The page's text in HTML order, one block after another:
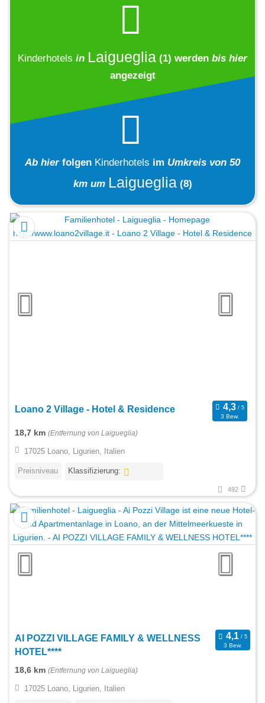
Kinderhotels in Laigueglia (1) werden bis hier
angezeigt
Ab hier folgen Kinderhotels im Umkreis von 50
km um Laigueglia (8)
Loano 2 Village - Hotel & Residence
3 Bew.
18,7 km (Entfernung von Laigueglia)
17025 Loano, Ligurien, Italien
Preisniveau Klassifizierung:
492
AI POZZI VILLAGE FAMILY & WELLNESS
HOTEL****
3 Bew.
18,6 km (Entfernung von Laigueglia)
17025 Loano, Ligurien, Italien